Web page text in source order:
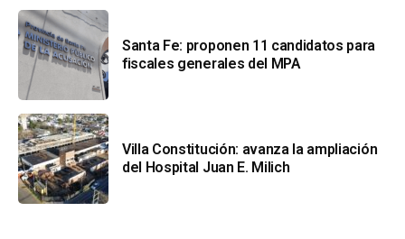
Santa Fe: proponen 11 candidatos para
fiscales generales del MPA
Villa Constitución: avanza la ampliación
del Hospital Juan E. Milich